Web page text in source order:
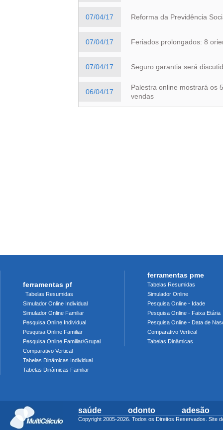
07/04/17 Reforma da Previdência
07/04/17 Feriados prolongados: 8
07/04/17 Seguro garantia será
06/04/17
Palestra online mostrará os
vendas
ferramentas pf
Tabelas Resumidas
Simulador Online Individual
Simulador Online Familiar
Pesquisa Online Individual
Pesquisa Online Familiar
Pesquisa Online Familiar/Grupal
Comparativo Vertical
Tabelas Dinâmicas Individual
Tabelas Dinâmicas Familiar
ferramentas pme
Tabelas Resumidas
Simulador Online
Pesquisa Online - Idade
Pesquisa Online - Faixa Etária
Pesquisa Online - Data de
Comparativo Vertical
Tabelas Dinâmicas
saúde odonto adesão
Copyright 2005-2026. Todos os Direitos Reservados. Site